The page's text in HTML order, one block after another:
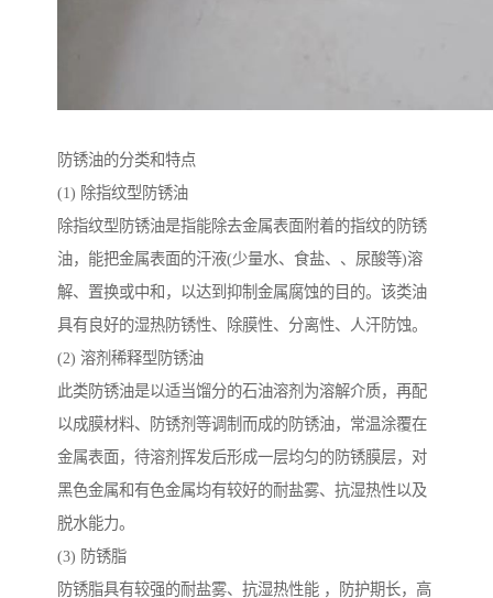
防锈油的分类和特点
(1) 除指纹型防锈油
除指纹型防锈油是指能除去金属表面附着的指纹的防锈
油，能把金属表面的汗液(少量水、食盐、、尿酸等)溶
解、置换或中和，以达到抑制金属腐蚀的目的。该类油
具有良好的湿热防锈性、除膜性、分离性、人汗防蚀。
(2) 溶剂稀释型防锈油
此类防锈油是以适当馏分的石油溶剂为溶解介质，再配
以成膜材料、防锈剂等调制而成的防锈油，常温涂覆在
金属表面，待溶剂挥发后形成一层均匀的防锈膜层，对
黑色金属和有色金属均有较好的耐盐雾、抗湿热性以及
脱水能力。
(3) 防锈脂
防锈脂具有较强的耐盐雾、抗湿热性能 ，防护期长，高